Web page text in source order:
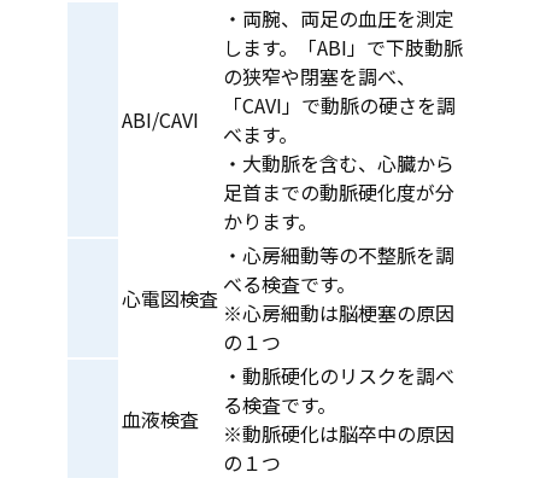
ABI/CAVI
・​​両腕、両足の血圧を測定
します。「ABI」で下肢動脈
の狭窄や閉塞を調べ、
「CAVI」で動脈の硬さを調
べます。
・大動脈を含む、心臓から
足首までの動脈硬化度が分
かります。
心電図検査
・​​心房細動等の不整脈を調
べる検査です。
※心房細動は脳梗塞の原因
の１つ
血液検査
・​動脈硬化のリスクを調べ
る検査です。
※動脈硬化は脳卒中の原因
の１つ